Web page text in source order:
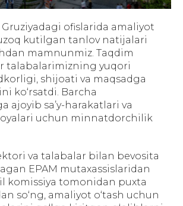
Gruziyadagi ofislarida amaliyot
kutilgan tanlov natijalari
mamnunmiz. Taqdim
talabalarimizning yuqori
shijoati va maqsadga
ko‘rsatdi. Barcha
ajoyib sa’y-harakatlari va
uchun minnatdorchilik
va talabalar bilan bevosita
EPAM mutaxassislaridan
komissiya tomonidan puxta
so‘ng, amaliyot o‘tash uchun